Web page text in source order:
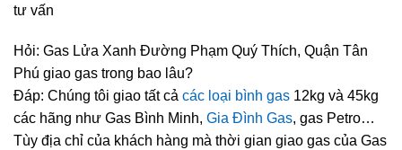
tư vấn
Hỏi: Gas Lửa Xanh Đường Phạm Quý Thích, Quận Tân
Phú giao gas trong bao lâu?
Đáp: Chúng tôi giao tất cả các loại bình gas 12kg và 45kg
các hãng như Gas Bình Minh, Gia Đình Gas, gas Petro…
Tùy địa chỉ của khách hàng mà thời gian giao gas của Gas